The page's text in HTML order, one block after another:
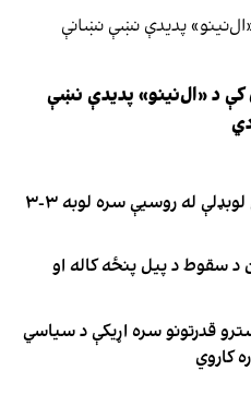
کې د «ال‌نینو» پدیدې نښې
د افغانستان فوټسال ملي لوبډلې له روسیې سره لوبه ۳-۳
د سقوط د پیل پنځه کاله او
قدرتونو سره اړیکې د سیاسي
کاروي